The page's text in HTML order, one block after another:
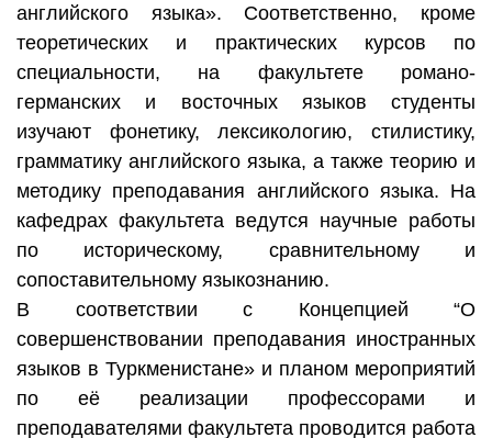
английского языка». Соответственно, кроме
теоретических и практических курсов по
специальности, на факультете романо-
германских и восточных языков студенты
изучают фонетику, лексикологию, стилистику,
грамматику английского языка, а также теорию и
методику преподавания английского языка. На
кафедрах факультета ведутся научные работы
по историческому, сравнительному и
сопоставительному языкознанию.
В соответствии с Концепцией “О
совершенствовании преподавания иностранных
языков в Туркменистане» и планом мероприятий
по её реализации профессорами и
преподавателями факультета проводится работа